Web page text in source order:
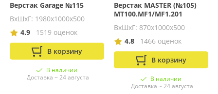
Верстак Garage №115
ВхШхГ: 1980х1000х500
4.9
1519 оценок
В корзину
В наличии
Доставка ~ 24 августа
Верстак MASTER (№105)
MT100.MF1/MF1.201
ВхШхГ: 870х1000х500
4.8
1466 оценок
В корзину
В наличии
Доставка ~ 24 августа